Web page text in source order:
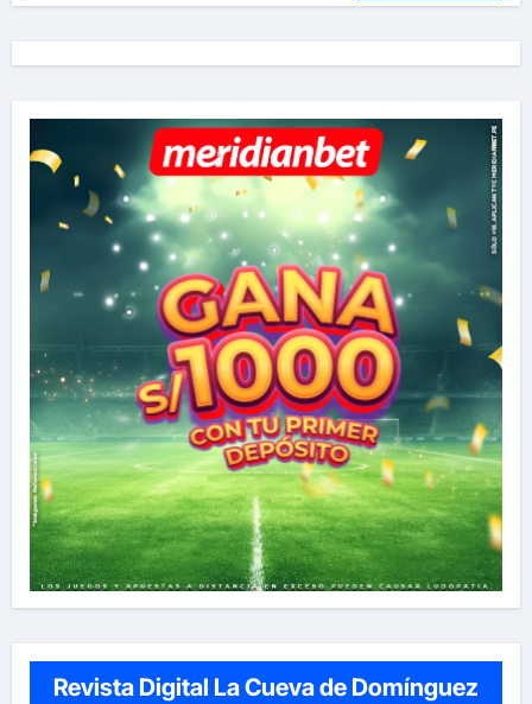
r
:
Revista Digital La Cueva de Domínguez